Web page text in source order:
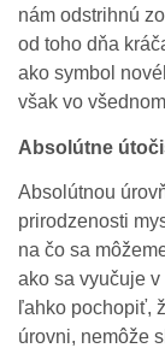
nám odstrihnú
od toho dňa
ako symbol
však vo
Absolútne
Absolútnou
prirodzenosti
na čo sa
ako sa vyučuje
ľahko pochopiť,
úrovni, nemôže